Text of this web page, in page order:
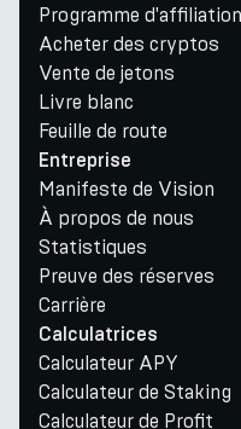
Programme d'affiliation
Acheter des cryptos
Vente de jetons
Livre blanc
Feuille de route
Entreprise
Manifeste de Vision
À propos de nous
Statistiques
Preuve des réserves
Carrière
Calculatrices
Calculateur APY
Calculateur de Staking
Calculateur de Profit